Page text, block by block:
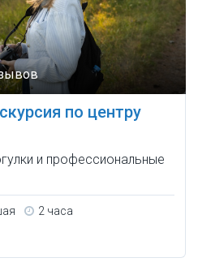
по центру
и профессиональные
2 часа